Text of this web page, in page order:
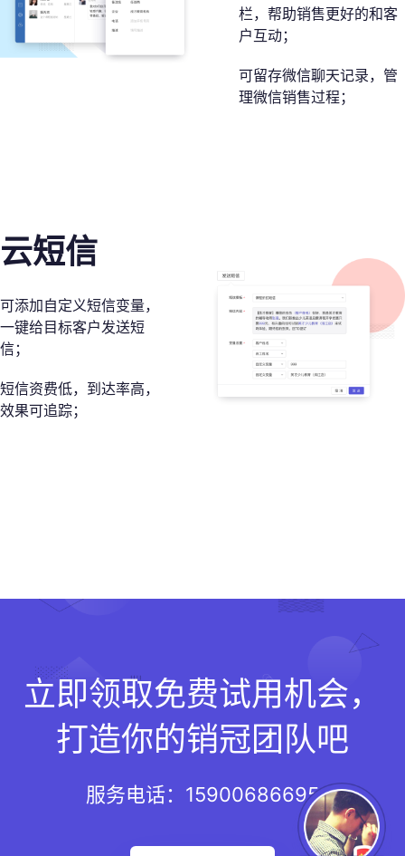
栏，帮助销售更好的和客
户互动；
可留存微信聊天记录，管
理微信销售过程；
云短信
可添加自定义短信变量，
一键给目标客户发送短
信；
短信资费低，到达率高，
效果可追踪；
立即领取免费试用机会，
打造你的销冠团队吧
服务电话：15900686695